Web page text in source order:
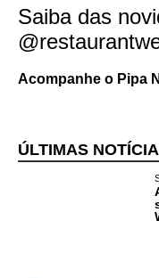
Comércio e
Negócios na
Pipa
Turismo
Entretenimento
Saiba das
Acompanhe o Pipa
ÚLTIMAS